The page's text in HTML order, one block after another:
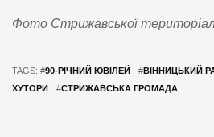
Фото Стрижавської
TAGS: #90-РІЧНИЙ ЮВІЛЕЙ #ВІННИЦЬКИЙ
ХУТОРИ
#СТРИЖАВСЬКА ГРОМАДА